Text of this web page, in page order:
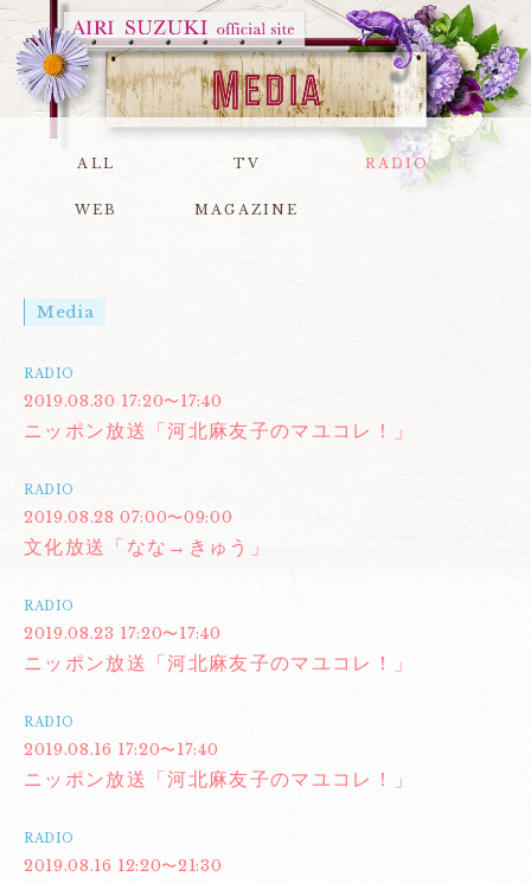
ALL TV RADIO
WEB MAGAZINE
Media
RADIO
2019.08.30 17:20〜17:40
ニッポン放送「河北麻友子のマユコレ！」
RADIO
2019.08.28 07:00〜09:00
文化放送「なな→きゅう」
RADIO
2019.08.23 17:20〜17:40
ニッポン放送「河北麻友子のマユコレ！」
RADIO
2019.08.16 17:20〜17:40
ニッポン放送「河北麻友子のマユコレ！」
RADIO
2019.08.16 12:20〜21:30